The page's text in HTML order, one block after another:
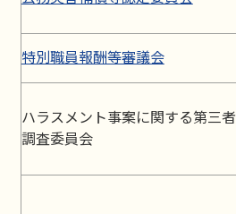
特別職員報酬等審議会
ハラスメント事案に関する第三者
調査委員会